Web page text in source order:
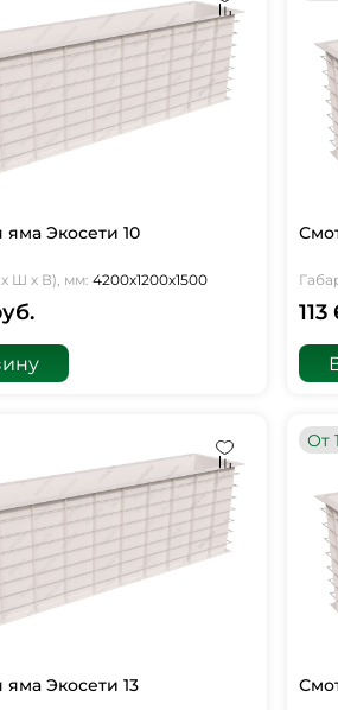
Экосети 10
Ш х В), мм: 4200х1200х1500
Экосети 13
От